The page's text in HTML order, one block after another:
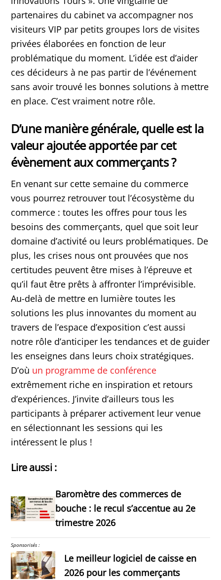
partenaires du cabinet va accompagner nos
visiteurs VIP par petits groupes lors de visites
privées élaborées en fonction de leur
problématique du moment. L’idée est d’aider
ces décideurs à ne pas partir de l’événement
sans avoir trouvé les bonnes solutions à mettre
en place. C’est vraiment notre rôle.
D’une manière générale, quelle est la
valeur ajoutée apportée par cet
évènement aux commerçants ?
En venant sur cette semaine du commerce
vous pourrez retrouver tout l’écosystème du
commerce : toutes les offres pour tous les
besoins des commerçants, quel que soit leur
domaine d’activité ou leurs problématiques. De
plus, les crises nous ont prouvées que nos
certitudes peuvent être mises à l’épreuve et
qu’il faut être prêts à affronter l’imprévisible.
Au-delà de mettre en lumière toutes les
solutions les plus innovantes du moment au
travers de l’espace d’exposition c’est aussi
notre rôle d’anticiper les tendances et de guider
les enseignes dans leurs choix stratégiques.
D’où un programme de conférence
extrêmement riche en inspiration et retours
d’expériences. J’invite d’ailleurs tous les
participants à préparer activement leur venue
en sélectionnant les sessions qui les
intéressent le plus !
Lire aussi :
Baromètre des commerces de
bouche : le recul s’accentue au 2e
trimestre 2026
Sponsorisés :
Le meilleur logiciel de caisse en
2026 pour les commerçants